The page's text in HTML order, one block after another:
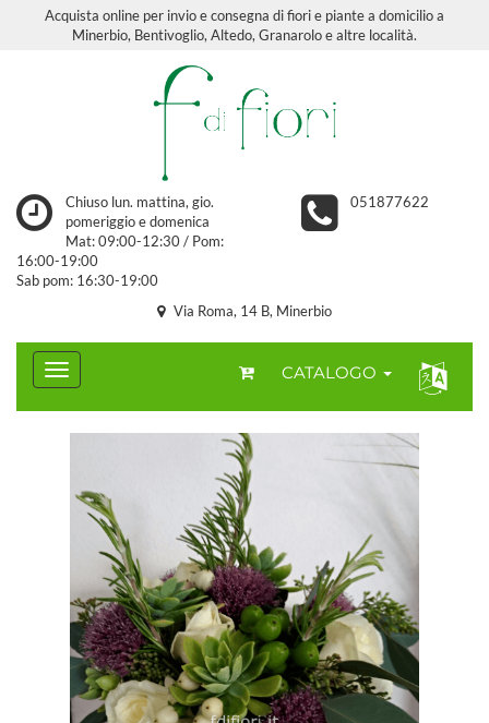
Acquista online per invio e consegna di fiori e piante a domicilio a
Minerbio, Bentivoglio, Altedo, Granarolo e altre località.
Chiuso lun. mattina, gio.
pomeriggio e domenica
Mat: 09:00-12:30 / Pom:
16:00-19:00
Sab pom: 16:30-19:00
051877622
Via Roma, 14 B, Minerbio
CATALOGO